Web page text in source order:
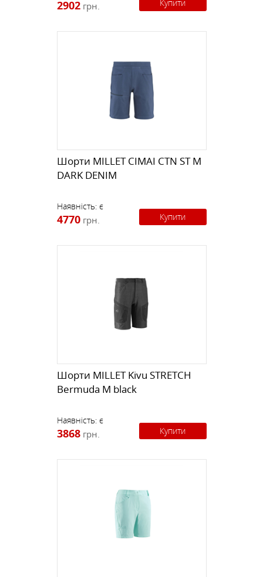
2902 грн. Купити
Шорти MILLET CIMAI CTN ST M
DARK DENIM
Наявність: є
4770 грн. Купити
Шорти MILLET Kivu STRETCH
Bermuda M black
Наявність: є
3868 грн. Купити